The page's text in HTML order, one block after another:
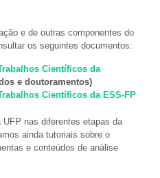
e de outras componentes do
os seguintes documentos:
Científicos da
e doutoramentos)
Científicos da ESS-FP
nas diferentes etapas da
ainda tutoriais sobre o
e conteúdos de análise